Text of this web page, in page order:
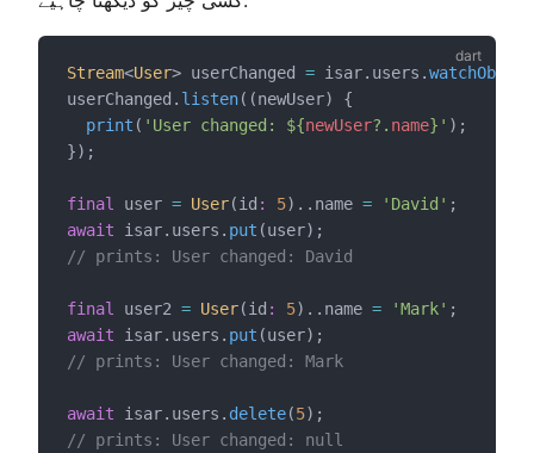
Stream<User> userChanged = isar.users.watchObject
userChanged. listen((newUser) {
print ( 'User changed: ${newUser?. name}' );
});
final user = User(id : 5)..name = 'David' ;
await isar.users. put (user);
// prints: User changed: David
final user2 = User(id : 5)..name = 'Mark' ;
await isar.users. put (user);
// prints: User changed: Mark
await isar.users. delete(5);
// prints: User changed: null